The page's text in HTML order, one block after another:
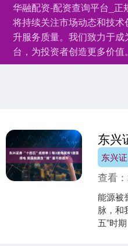
华融配资-配资查询平台_正
将持续关注市场动态和技
升服务质量。我们致力于
台，为投资者创造更多价值。
东兴
查看：
能源被
脉，和
五”时